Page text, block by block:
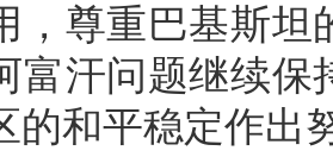
，尊重巴基斯坦
富汗问题继续保
的和平稳定作出